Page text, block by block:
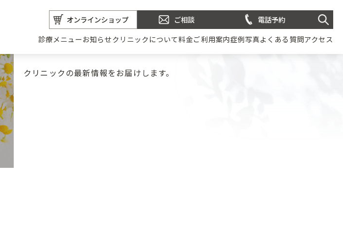
オンラインショップ ご相談
電話予約
診療メニューお知らせクリニックについて料金ご利用案内症例写真よくある質問アクセス
クリニックの最新情報をお届けします。